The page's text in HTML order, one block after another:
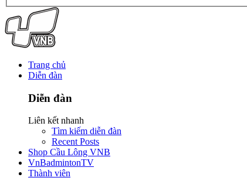
Trang chủ
Diễn đàn
Diễn đàn
Liên kết nhanh
Tìm kiếm diễn đàn
Recent Posts
Shop Cầu Lông VNB
VnBadmintonTV
Thành viên